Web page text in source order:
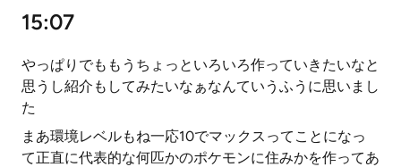
15:07
やっぱりでももうちょっといろいろ作っていきたいなと
思うし紹介もしてみたいなぁなんていうふうに思いまし
た
まあ環境レベルもね一応10でマックスってことになっ
て正直に代表的な何匹かのポケモンに住みかを作ってあ